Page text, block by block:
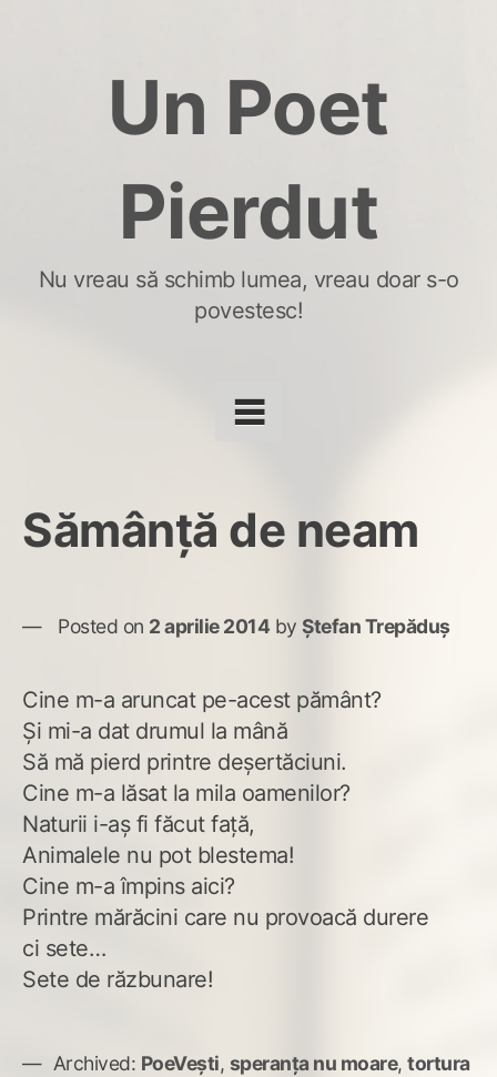
Un Poet
Pierdut
Nu vreau să schimb lumea, vreau doar s-o
povestesc!
Sămânţă de neam
Posted on 2 aprilie 2014 by Ștefan Trepăduș
Cine m-a aruncat pe-acest pământ?
Şi mi-a dat drumul la mână
Să mă pierd printre deşertăciuni.
Cine m-a lăsat la mila oamenilor?
Naturii i-aş fi făcut faţă,
Animalele nu pot blestema!
Cine m-a împins aici?
Printre mărăcini care nu provoacă durere
ci sete…
Sete de răzbunare!
Archived: PoeVești, speranța nu moare, tortura